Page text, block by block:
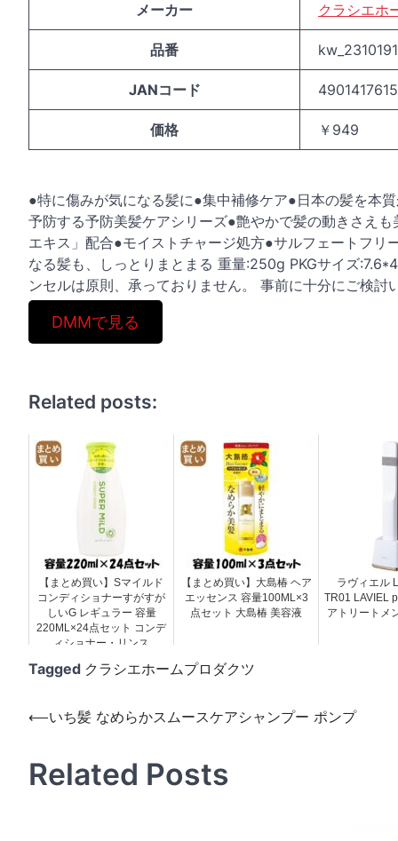
メーカー クラシエホ
品番
JANコード
価格 ￥949
●特に傷みが気になる髪に●集中補修ケア●日本の髪を本
予防する予防美髪ケアシリーズ●艶やかで髪の動きさえ
エキス」配合●モイストチャージ処方●サルフェートフ
なる髪も、しっとりまとまる 重量:250g PKGサイズ
ンセルは原則、承っておりません。 事前に十分にご検討
DMMで見る
Related posts:
【まとめ買い】Sマイルド
コンディショナーすがすが
しいG レギュラー 容量
220ML×24点セット コンデ
ィショナー・リンス
【まとめ買い】大島椿 ヘア
エッセンス 容量100ML×3
点セット 大島椿 美容液
ラヴィエル
TR01 LAVIEL
アトリートメ
Tagged クラシエホームプロダクツ
投
ナ
⟵いち髪 なめらかスムースケアシャンプー ポンプ
Related Posts